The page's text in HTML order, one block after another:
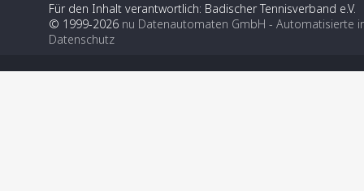
Für den Inhalt verantwortlich: Badischer Tennisverband e.V.
© 1999-2026 nu Datenautomaten GmbH - Automatisierte
Datenschutz